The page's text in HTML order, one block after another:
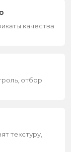
качества
отбор
текстуру,